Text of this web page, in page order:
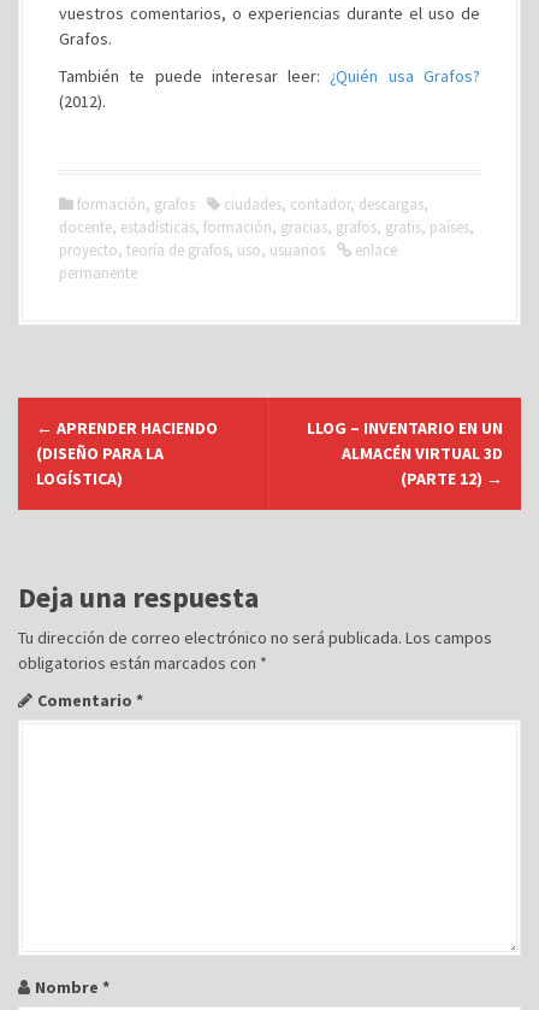
vuestros comentarios, o experiencias durante el uso de
Grafos.
También te puede interesar leer: ¿Quién usa Grafos?
(2012).
formación, grafos ciudades, contador, descargas,
docente, estadísticas, formación, gracias, grafos, gratis, países,
proyecto, teoría de grafos, uso, usuarios
enlace
permanente
e
a
c
i
ó
n
a
d
← APRENDER HACIENDO
(DISEÑO PARA LA
LOGÍSTICA)
LLOG – INVENTARIO EN UN
ALMACÉN VIRTUAL 3D
(PARTE 12) →
Deja una respuesta
Tu dirección de correo electrónico no será publicada. Los campos
obligatorios están marcados con *
Comentario *
Nombre *